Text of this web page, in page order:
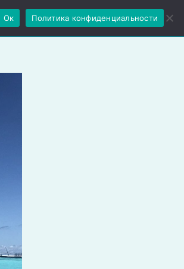
Ок Политика конфиденциальности